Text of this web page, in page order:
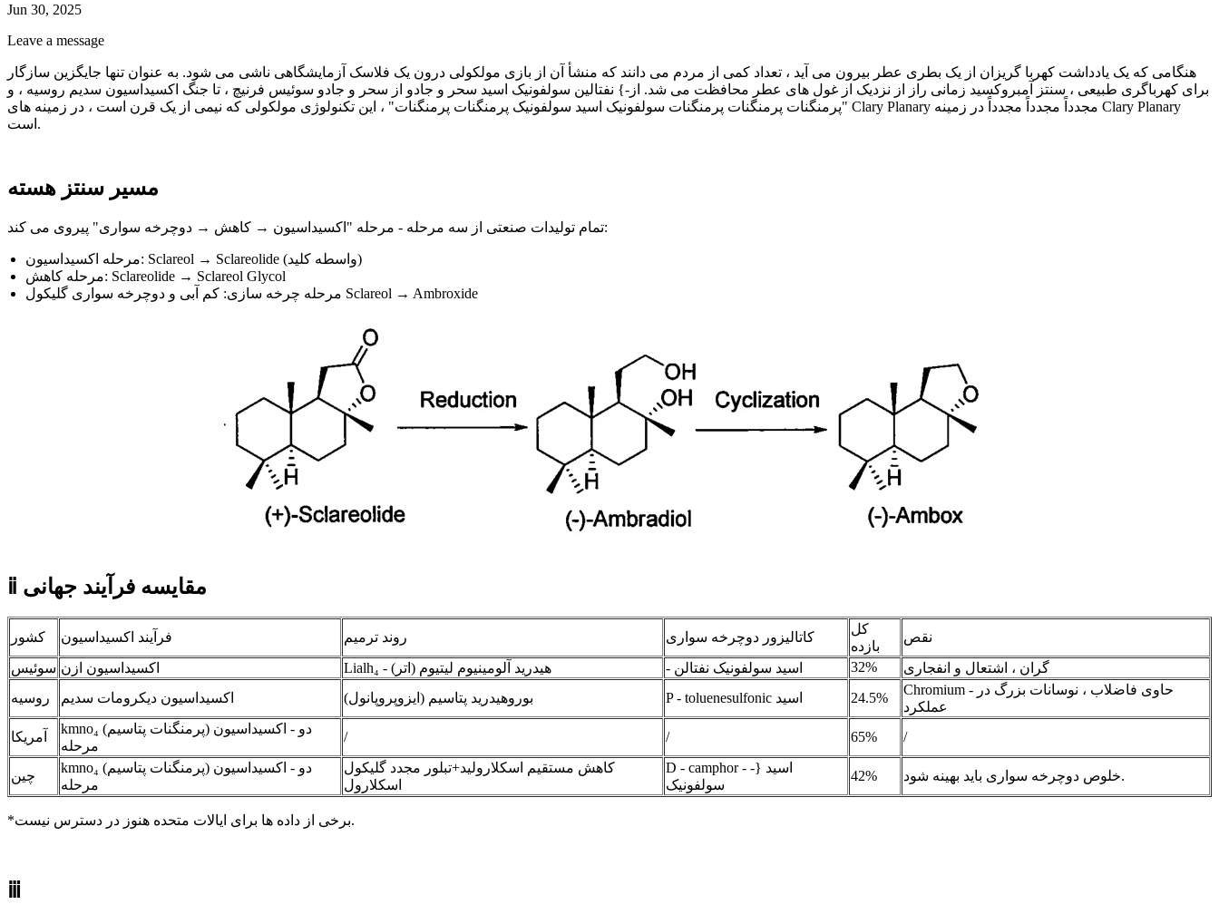
Jun 30, 2025
Leave a message
هنگامی که یک یادداشت کهربا گریزان از یک بطری عطر بیرون می آید ، تعداد کمی از مردم می دانند که منشأ آن از بازی مولکولی درون یک فلاسک آزمایشگاهی ناشی می شود. به عنوان تنها جایگزین سازگار
برای کهرباگری طبیعی ، سنتز آمبروکسید زمانی راز از نزدیک از غول های عطر محافظت می شد. از-} نفتالین سولفونیک اسید سحر و جادو از سحر و جادو سوئیس فرنیچ ، تا جنگ اکسیداسیون سدیم روسیه ، و
"پرمنگنات پرمنگنات پرمنگنات سولفونیک اسید سولفونیک پرمنگنات پرمنگنات" ، این تکنولوژی مولکولی که نیمی از یک قرن است ، در زمینه های Clary Planary مجدداً مجدداً مجدداً در زمینه Clary Planary
است.
مسیر سنتز هسته
تمام تولیدات صنعتی از سه مرحله - مرحله "اکسیداسیون → کاهش → دوچرخه سواری" پیروی می کند:
مرحله اکسیداسیون: Sclareol → Sclareolide (واسطه کلید)
مرحله کاهش: Sclareolide → Sclareol Glycol
مرحله چرخه سازی: کم آبی و دوچرخه سواری گلیکول Sclareol → Ambroxide
ⅱ مقایسه فرآیند جهانی
کشور فرآیند اکسیداسیون روند ترمیم کاتالیزور دوچرخه سواری
کل
بازده
نقص
سوئیس اکسیداسیون ازن Lialh₄ - هیدرید آلومینیوم لیتیوم (اتر) - اسید سولفونیک نفتالن 32%
گران ، اشتعال و انفجاری
روسیه
اکسیداسیون دیکرومات سدیم بوروهیدرید پتاسیم (ایزوپروپانول) P - toluenesulfonic اسید 24.5%
Chromium - حاوی فاضلاب ، نوسانات بزرگ در
عملکرد
آمریکا
kmno₄ (پرمنگنات پتاسیم) دو - اکسیداسیون
مرحله
/ / 65% /
چین
kmno₄ (پرمنگنات پتاسیم) دو - اکسیداسیون
مرحله
کاهش مستقیم اسکلارولید+تبلور مجدد گلیکول
اسکلارول
D - camphor - -} اسید
سولفونیک
42% خلوص دوچرخه سواری باید بهینه شود.
*برخی از داده ها برای ایالات متحده هنوز در دسترس نیست.
ⅲ